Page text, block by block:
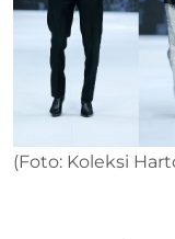
(Foto: Koleksi